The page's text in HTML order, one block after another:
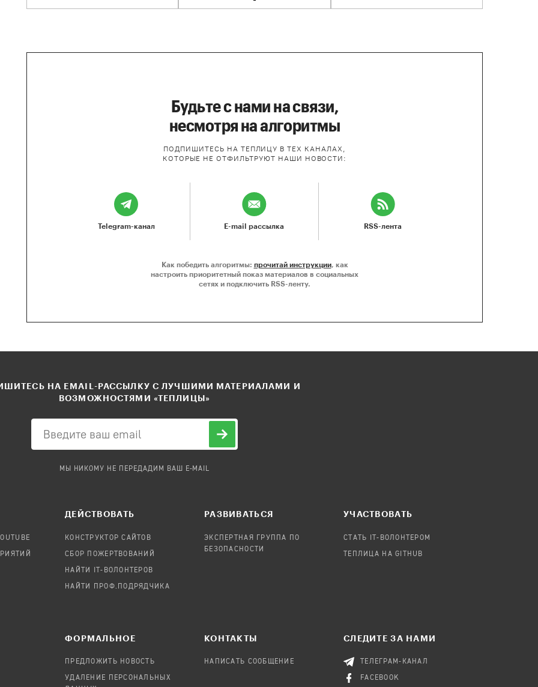
Будьте с нами на связи,
несмотря на алгоритмы
ПОДПИШИТЕСЬ НА ТЕПЛИЦУ В ТЕХ КАНАЛАХ,
КОТОРЫЕ НЕ ОТФИЛЬТРУЮТ НАШИ НОВОСТИ:
Telegram-канал E-mail рассылка RSS-лента
Как победить алгоритмы: прочитай инструкции, как
настроить приоритетный показ материалов в социальных
сетях и подключить RSS-ленту.
НА EMAIL-РАССЫЛКУ С ЛУЧШИМИ МАТЕРИАЛАМИ И
ВОЗМОЖНОСТЯМИ «ТЕПЛИЦЫ»
МЫ НИКОМУ НЕ ПЕРЕДАДИМ ВАШ E-MAIL
ДЕЙСТВОВАТЬ
КОНСТРУКТОР САЙТОВ
СБОР ПОЖЕРТВОВАНИЙ
НАЙТИ IT-ВОЛОНТЕРОВ
НАЙТИ ПРОФ.ПОДРЯДЧИКА
РАЗВИВАТЬСЯ
ЭКСПЕРТНАЯ ГРУППА ПО
БЕЗОПАСНОСТИ
УЧАСТВОВАТЬ
СТАТЬ IT-ВОЛОНТЕРОМ
ТЕПЛИЦА НА GITHUB
ФОРМАЛЬНОЕ
ПРЕДЛОЖИТЬ НОВОСТЬ
УДАЛЕНИЕ ПЕРСОНАЛЬНЫХ
КОНТАКТЫ
НАПИСАТЬ СООБЩЕНИЕ
СЛЕДИТЕ ЗА НАМИ
ТЕЛЕГРАМ-КАНАЛ
FACEBOOK